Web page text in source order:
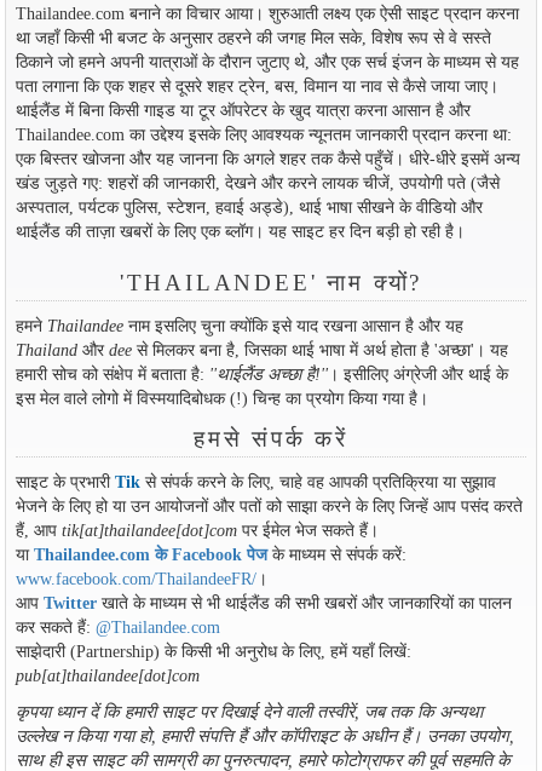
Thailandee.com बनाने का विचार आया। शुरुआती लक्ष्य एक ऐसी साइट प्रदान करना
था जहाँ किसी भी बजट के अनुसार ठहरने की जगह मिल सके, विशेष रूप से वे सस्ते
ठिकाने जो हमने अपनी यात्राओं के दौरान जुटाए थे, और एक सर्च इंजन के माध्यम से यह
पता लगाना कि एक शहर से दूसरे शहर ट्रेन, बस, विमान या नाव से कैसे जाया जाए।
थाईलैंड में बिना किसी गाइड या टूर ऑपरेटर के खुद यात्रा करना आसान है और
Thailandee.com का उद्देश्य इसके लिए आवश्यक न्यूनतम जानकारी प्रदान करना था:
एक बिस्तर खोजना और यह जानना कि अगले शहर तक कैसे पहुँचें। धीरे-धीरे इसमें अन्य
खंड जुड़ते गए: शहरों की जानकारी, देखने और करने लायक चीजें, उपयोगी पते (जैसे
अस्पताल, पर्यटक पुलिस, स्टेशन, हवाई अड्डे), थाई भाषा सीखने के वीडियो और
थाईलैंड की ताज़ा खबरों के लिए एक ब्लॉग। यह साइट हर दिन बड़ी हो रही है।
'THAILANDEE' नाम क्यों?
हमने Thailandeeनाम इसलिए चुना क्योंकि इसे याद रखना आसान है और यह
Thailandऔरdeeसे मिलकर बना है, जिसका थाई भाषा में अर्थ होता है 'अच्छा'। यह
हमारी सोच को संक्षेप में बताता है: ''थाईलैंड अच्छा है!''। इसीलिए अंग्रेजी और थाई के
इस मेल वाले लोगो में विस्मयादिबोधक (!) चिन्ह का प्रयोग किया गया है।
हमसे संपर्क करें
साइट के प्रभारीTikसे संपर्क करने के लिए, चाहे वह आपकी प्रतिक्रिया या सुझाव
भेजने के लिए हो या उन आयोजनों और पतों को साझा करने के लिए जिन्हें आप पसंद करते
हैं, आप tik[at]thailandee[dot]comपर ईमेल भेज सकते हैं।
याThailandee.com के Facebook पेजके माध्यम से संपर्क करें:
www.facebook.com/ThailandeeFR/।
आप Twitterखाते के माध्यम से भी थाईलैंड की सभी खबरों और जानकारियों का पालन
कर सकते हैं: @Thailandee.com
साझेदारी (Partnership) के किसी भी अनुरोध के लिए, हमें यहाँ लिखें:
pub[at]thailandee[dot]com
कृपया ध्यान दें कि हमारी साइट पर दिखाई देने वाली तस्वीरें, जब तक कि अन्यथा
उल्लेख न किया गया हो, हमारी संपत्ति हैं और कॉपीराइट के अधीन हैं। उनका उपयोग,
साथ ही इस साइट की सामग्री का पुनरुत्पादन, हमारे फोटोग्राफर की पूर्व सहमति के